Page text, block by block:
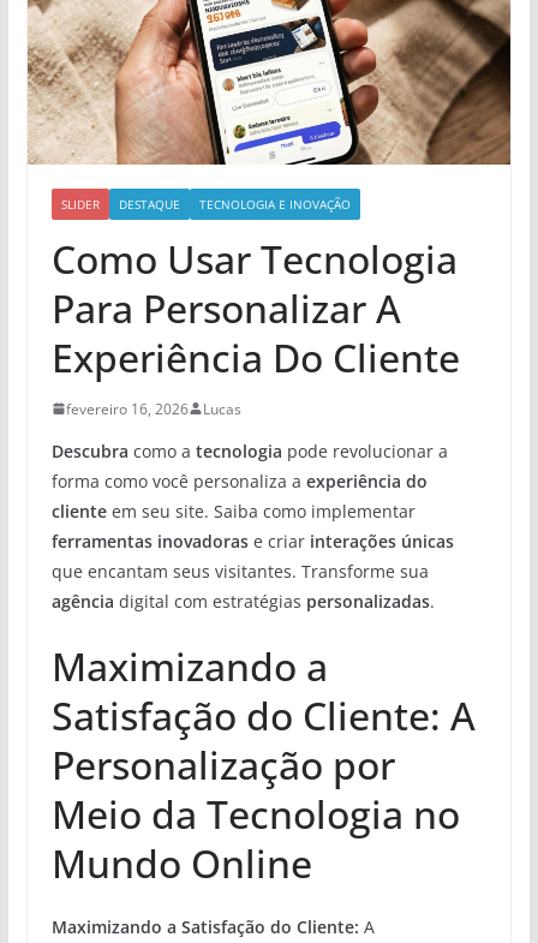
SLIDER DESTAQUE TECNOLOGIA E INOVAÇÃO
Como Usar Tecnologia
Para Personalizar A
Experiência Do Cliente
fevereiro 16, 2026 Lucas
Descubra como a tecnologia pode revolucionar a
forma como você personaliza a experiência do
clienteem seu site. Saiba como implementar
ferramentas inovadorase criar interações únicas
que encantam seus visitantes. Transforme sua
agência digital com estratégias personalizadas.
Maximizando a
Satisfação do Cliente: A
Personalização por
Meio da Tecnologia no
Mundo Online
Maximizando a Satisfação do Cliente: A